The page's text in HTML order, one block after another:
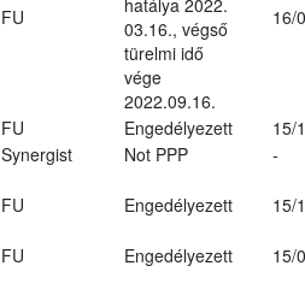
FU
hatálya 2022.
03.16., végső
türelmi idő
vége
2022.09.16.
16/
FU Engedélyezett
15/
Synergist Not PPP
-
FU Engedélyezett 15/
FU Engedélyezett
15/